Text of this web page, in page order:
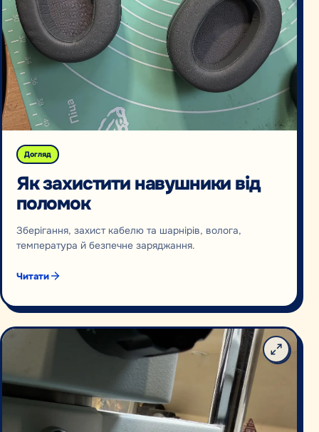
Догляд
Як захистити навушники від
поломок
Зберігання, захист кабелю та шарнірів, волога,
температура й безпечне заряджання.
Читати